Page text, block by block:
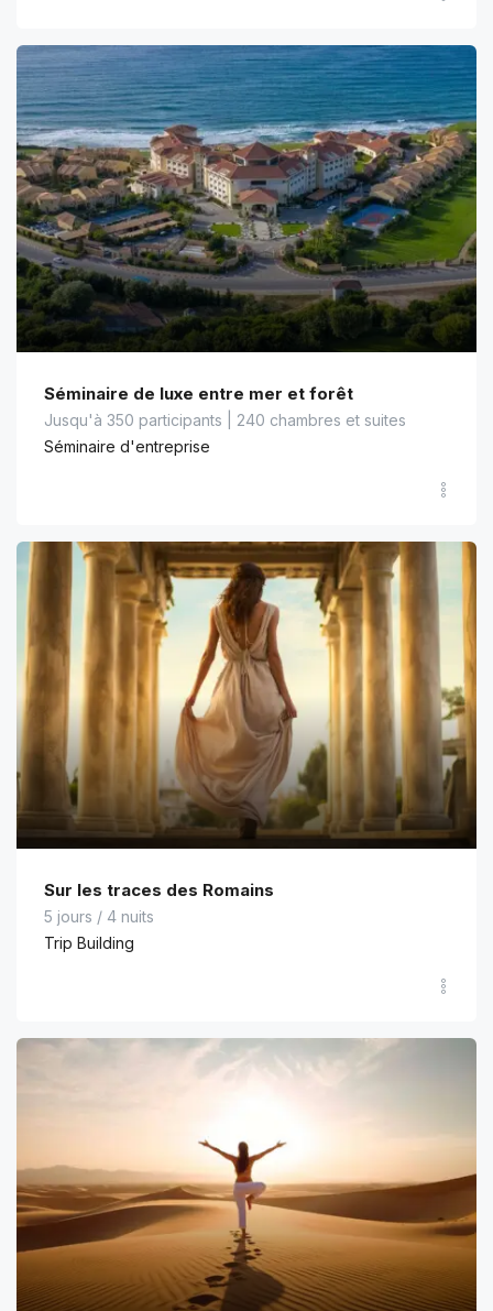
Séminaire de luxe entre mer et forêt
Jusqu'à 350 participants | 240 chambres et suites
Séminaire d'entreprise
Sur les traces des Romains
5 jours / 4 nuits
Trip Building